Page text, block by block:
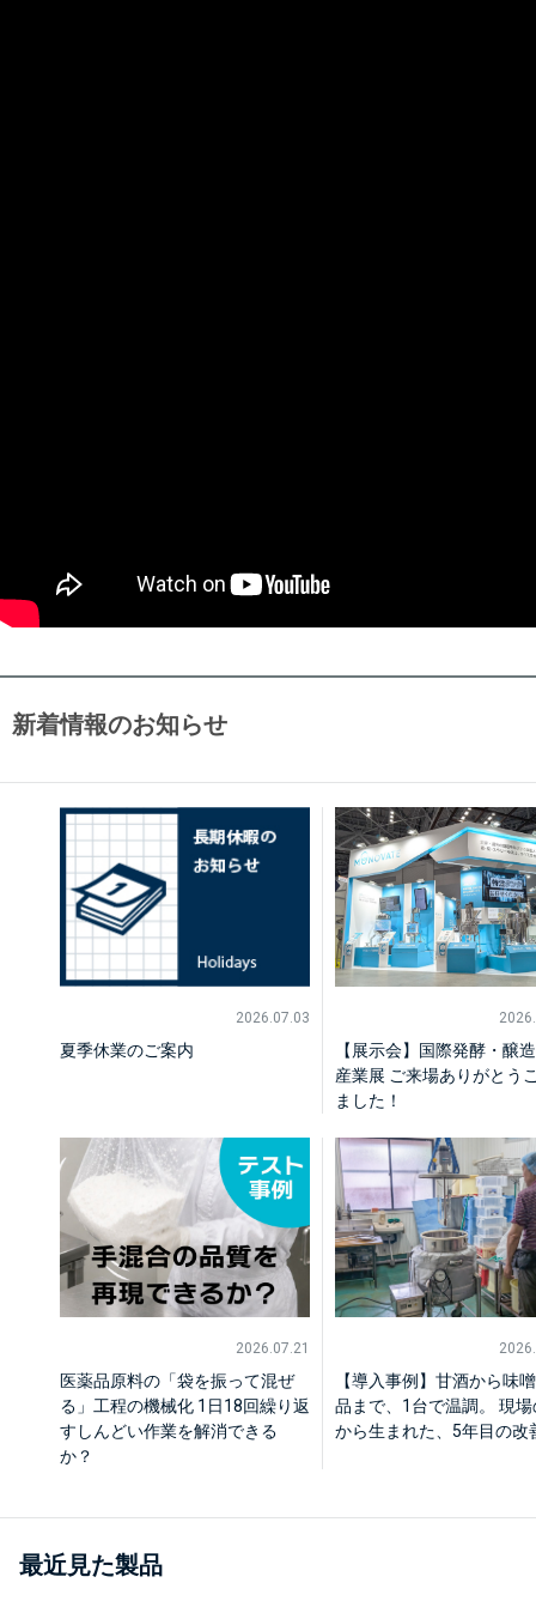
新着情報のお知らせ
2026.07.03
夏季休業のご案内
【展示会】国際発酵・醸
産業展 ご来場ありがとう
ました！
2026.07.21
医薬品原料の「袋を振って混ぜ
る」工程の機械化 1日18回繰り返
すしんどい作業を解消できる
か？
【導入事例】甘酒から味
品まで、1台で温調。 現場
から生まれた、5年目の改
最近見た製品